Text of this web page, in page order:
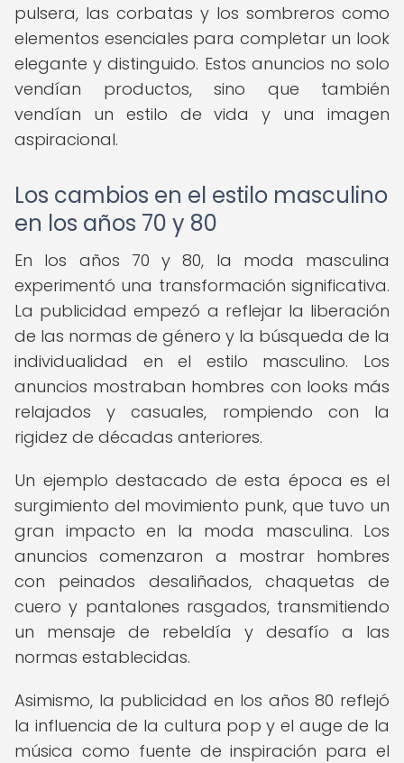
pulsera, las corbatas y los sombreros como
elementos esenciales para completar un look
elegante y distinguido. Estos anuncios no solo
vendían productos, sino que también
vendían un estilo de vida y una imagen
aspiracional.
Los cambios en el estilo masculino
en los años 70 y 80
En los años 70 y 80, la moda masculina
experimentó una transformación significativa.
La publicidad empezó a reflejar la liberación
de las normas de género y la búsqueda de la
individualidad en el estilo masculino. Los
anuncios mostraban hombres con looks más
relajados y casuales, rompiendo con la
rigidez de décadas anteriores.
Un ejemplo destacado de esta época es el
surgimiento del movimiento punk, que tuvo un
gran impacto en la moda masculina. Los
anuncios comenzaron a mostrar hombres
con peinados desaliñados, chaquetas de
cuero y pantalones rasgados, transmitiendo
un mensaje de rebeldía y desafío a las
normas establecidas.
Asimismo, la publicidad en los años 80 reflejó
la influencia de la cultura pop y el auge de la
música como fuente de inspiración para el